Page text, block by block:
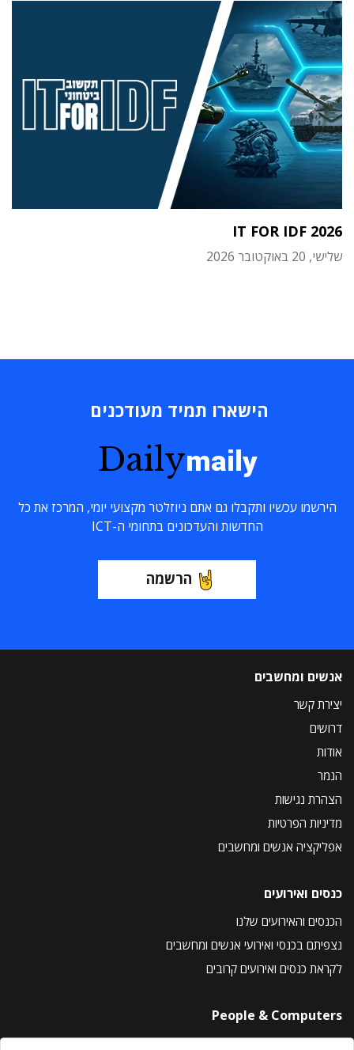
IT FOR IDF 2026
שלישי, 20 באוקטובר 2026
הישארו תמיד מעודכנים
Dailymaily
הירשמו עכשיו ותקבלו גם אתם ניוזלטר מקצועי יומי, המרכז את כל
החדשות והעדכונים בתחומי ה-ICT
הרשמה
אנשים ומחשבים
יצירת קשר
דרושים
אודות
הנמר
הצהרת נגישות
מדיניות הפרטיות
אפליקציה אנשים ומחשבים
כנסים ואירועים
הכנסים והאירועים שלנו
נצפיתם בכנסי ואירועי אנשים ומחשבים
לקראת כנסים ואירועים קרובים
People & Computers
About Us